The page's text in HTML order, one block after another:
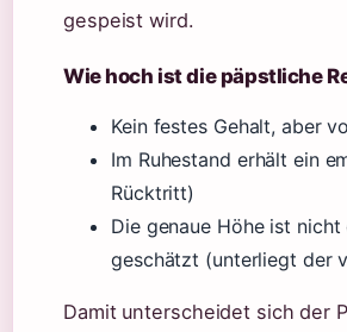
gespeist wird.
Wie hoch ist die päpstliche
Kein festes Gehalt, aber
Im Ruhestand erhält ein
Rücktritt)
Die genaue Höhe ist
geschätzt (unterliegt der
Damit unterscheidet sich der